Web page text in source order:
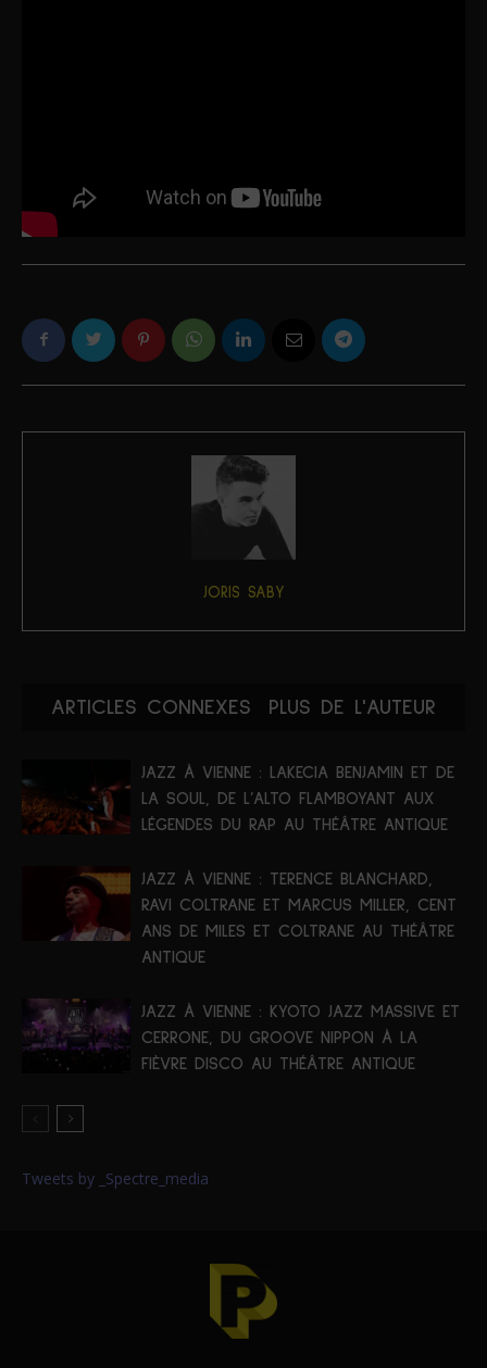
JORIS SABY
ARTICLES CONNEXES PLUS DE L'AUTEUR
JAZZ À VIENNE : LAKECIA BENJAMIN ET DE
LA SOUL, DE L’ALTO FLAMBOYANT AUX
LÉGENDES DU RAP AU THÉÂTRE ANTIQUE
JAZZ À VIENNE : TERENCE BLANCHARD,
RAVI COLTRANE ET MARCUS MILLER, CENT
ANS DE MILES ET COLTRANE AU THÉÂTRE
ANTIQUE
JAZZ À VIENNE : KYOTO JAZZ MASSIVE ET
CERRONE, DU GROOVE NIPPON À LA
FIÈVRE DISCO AU THÉÂTRE ANTIQUE
Tweets by _Spectre_media